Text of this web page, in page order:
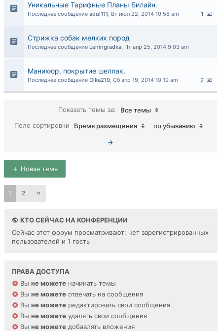
Уникальные Тарифные Планы Билайн.
1
Последнее сообщение adul111, Вт июл 22, 2014 10:56 am
Стрижка собак мелких пород
Последнее сообщение Leningradka, Пт апр 25, 2014 9:03 am
Маникюр, покрытие шеллак.
2
Последнее сообщение Olka219, Сб апр 19, 2014 10:19 am
Показать темы за:
Все темы
Поле сортировки
Время размещения по убыванию
Новая тема
1 2
КТО СЕЙЧАС НА КОНФЕРЕНЦИИ
Сейчас этот форум просматривают: нет зарегистрированных
пользователей и 1 гость
ПРАВА ДОСТУПА
Вы не можете начинать темы
Вы не можете отвечать на сообщения
Вы не можете редактировать свои сообщения
Вы не можете удалять свои сообщения
Вы не можете добавлять вложения